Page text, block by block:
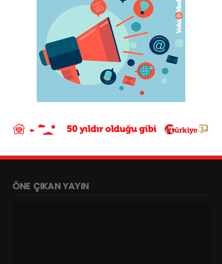
ÖNE ÇIKAN YAYIN